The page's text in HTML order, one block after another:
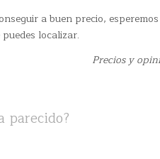
a buen precio,
localizar.
Precios y
parecido?